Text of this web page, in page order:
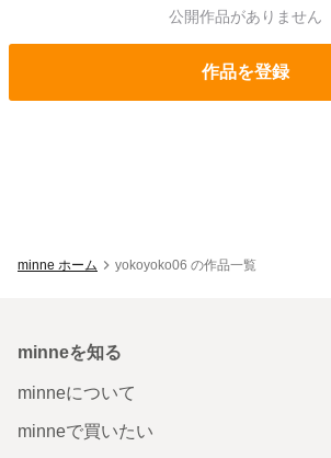
公開作品がありません
作品を登録
minne ホーム yokoyoko06 の作品一覧
minneを知る
minneについて
minneで買いたい